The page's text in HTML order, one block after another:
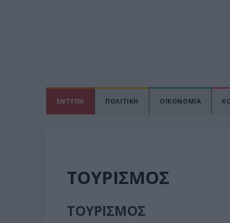
ΕΝΤΥΠΗ ΠΟΛΙΤΙΚΗ ΟΙΚΟΝΟΜΙΑ
ΤΟΥΡΙΣΜΟΣ
ΤΟΥΡΙΣΜΟΣ